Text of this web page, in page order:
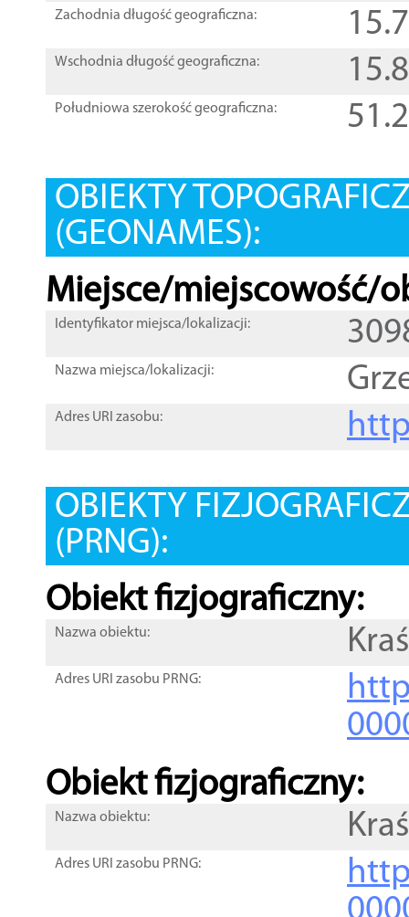
Zachodnia długość geograficzna:
Wschodnia długość geograficzna:
Południowa szerokość geograficzna:
OBIEKTY
(GEONAMES):
Miejsce/miejscowość/
Identyfikator miejsca/lokalizacji:
Nazwa miejsca/lokalizacji:
Adres URI zasobu:
OBIEKTY
(PRNG):
Obiekt fizjograficzny:
Nazwa obiektu:
Adres URI zasobu PRNG:
Obiekt fizjograficzny:
Nazwa obiektu:
Adres URI zasobu PRNG: